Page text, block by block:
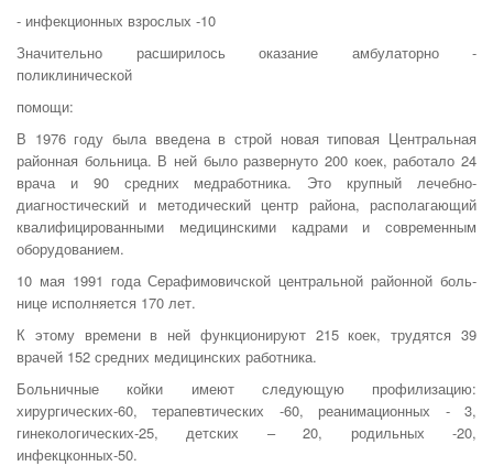
- инфекционных взрослых -10
Значительно расширилось оказание амбулаторно -
поликлинической
помощи:
В 1976 году была введена в строй новая типовая Центральная
районная больница. В ней было развернуто 200 коек, работало 24
врача и 90 средних медработника. Это крупный лечебно-
диагностичес­кий и методический центр района, располагающий
квалифицирован­ными медицинскими кадрами и современным
оборудованием.
10 мая 1991 года Серафимовичской центральной районной боль­
нице исполняется 170 лет.
К этому времени в ней функционируют 215 коек, трудятся 39
врачей 152 средних медицинских работника.
Больничные койки имеют следующую профилизацию:
хирургических-60, терапевтических -60, реанимационных - 3,
гинекологических-25, детских – 20, родильных -20,
инфекцконных-50.